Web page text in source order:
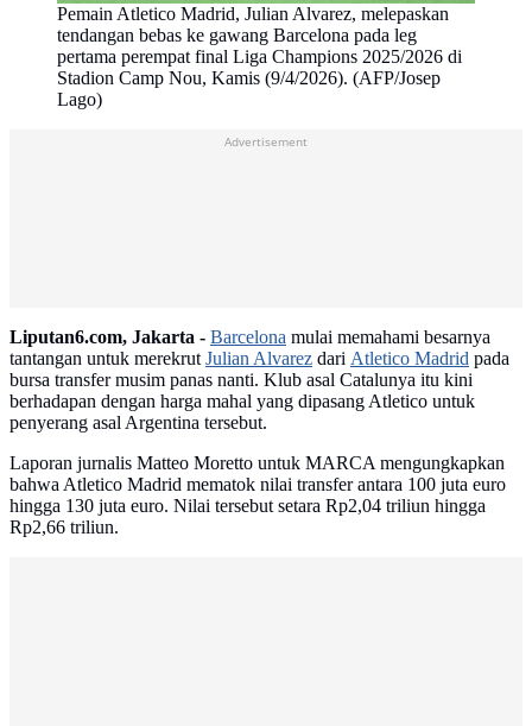
Pemain Atletico Madrid, Julian Alvarez, melepaskan
tendangan bebas ke gawang Barcelona pada leg
pertama perempat final Liga Champions 2025/2026 di
Stadion Camp Nou, Kamis (9/4/2026). (AFP/Josep
Lago)
Advertisement
Liputan6.com, Jakarta - Barcelona mulai memahami besarnya
tantangan untuk merekrutJulian Alvarez dari Atletico Madrid pada
bursa transfer musim panas nanti. Klub asal Catalunya itu kini
berhadapan dengan harga mahal yang dipasang Atletico untuk
penyerang asal Argentina tersebut.
Laporan jurnalis Matteo Moretto untuk MARCA mengungkapkan
bahwa Atletico Madrid mematok nilai transfer antara 100 juta euro
hingga 130 juta euro. Nilai tersebut setara Rp2,04 triliun hingga
Rp2,66 triliun.